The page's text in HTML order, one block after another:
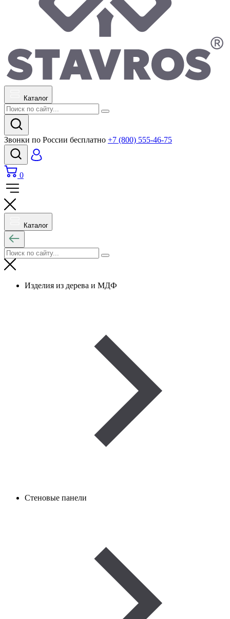
Каталог
Звонки по России бесплатно +7 (800) 555-46-75
0
Каталог
Изделия из дерева и МДФ
Стеновые панели